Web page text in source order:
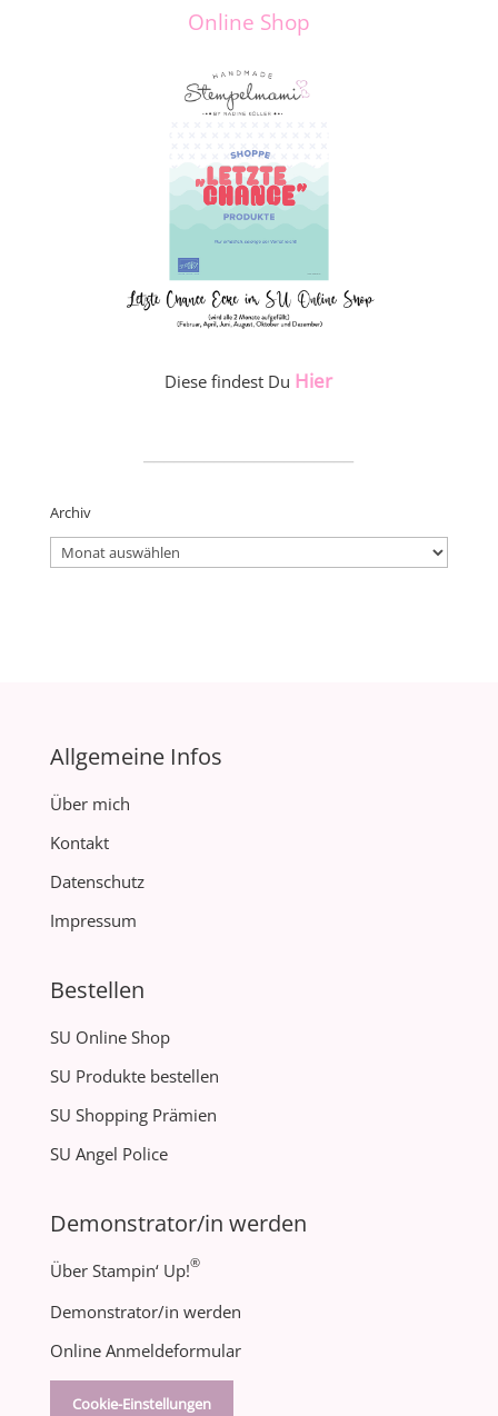
Online Shop
Diese findest Du Hier
Archiv
Archiv
Allgemeine Infos
Über mich
Kontakt
Datenschutz
Impressum
Bestellen
SU Online Shop
SU Produkte bestellen
SU Shopping Prämien
SU Angel Police
Demonstrator/in werden
Über Stampin‘ Up!®
Demonstrator/in werden
Online Anmeldeformular
Cookie-Einstellungen